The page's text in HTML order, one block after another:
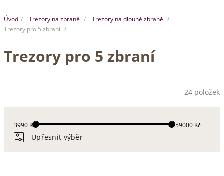
Úvod Trezory na zbraně
Trezory na dlouhé zbraně
Trezory pro 5 zbraní
Trezory pro 5 zbraní
24 položek
Upřesnit výběr
3990 Kč 159000 Kč